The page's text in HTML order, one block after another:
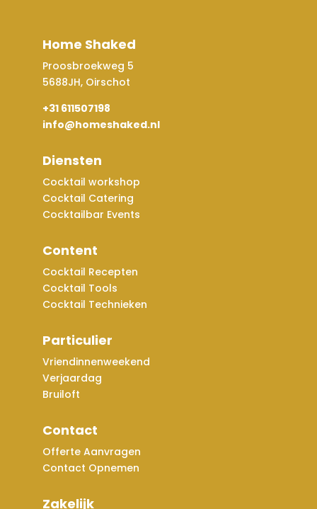
Home Shaked
Proosbroekweg 5
5688JH, Oirschot
+31 611507198
info@homeshaked.nl
Diensten
Cocktail workshop
Cocktail Catering
Cocktailbar Events
Content
Cocktail Recepten
Cocktail Tools
Cocktail Technieken
Particulier
Vriendinnenweekend
Verjaardag
Bruiloft
Contact
Offerte Aanvragen
Contact Opnemen
Zakelijk